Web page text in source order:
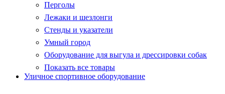
Перголы
Лежаки и шезлонги
Стенды и указатели
Умный город
Оборудование для выгула и дрессировки собак
Показать все товары
Уличное спортивное оборудование